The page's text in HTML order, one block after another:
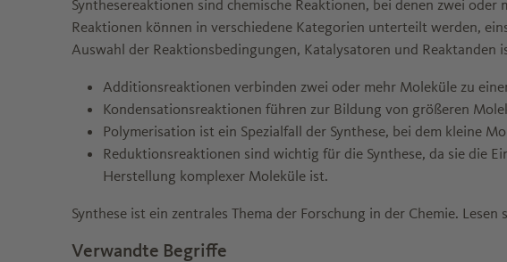
Synthesereaktionen sind chemische Reaktionen, bei denen zwei
Reaktionen können in verschiedene Kategorien unterteilt werden,
Auswahl der Reaktionsbedingungen, Katalysatoren und
Additionsreaktionen verbinden zwei oder mehr Moleküle zu
Kondensationsreaktionen führen zur Bildung von größeren
Polymerisation ist ein Spezialfall der Synthese, bei dem kleine
Reduktionsreaktionen sind wichtig für die Synthese, da sie die
Herstellung komplexer Moleküle ist.
Synthese ist ein zentrales Thema der Forschung in der Chemie. Lesen
Verwandte Begriffe